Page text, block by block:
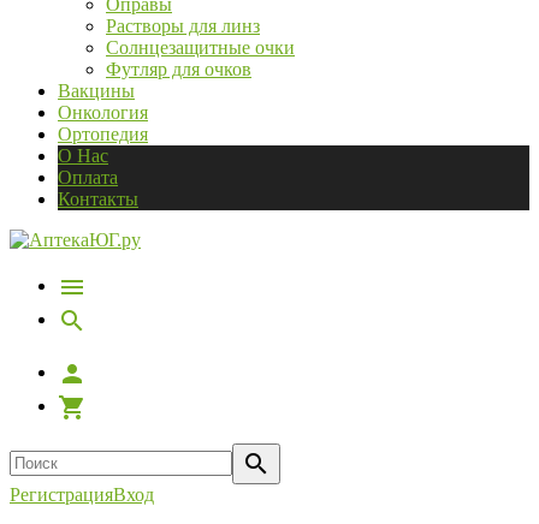
Оправы
Растворы для линз
Солнцезащитные очки
Футляр для очков
Вакцины
Онкология
Ортопедия
О Нас
Оплата
Контакты
РегистрацияВход